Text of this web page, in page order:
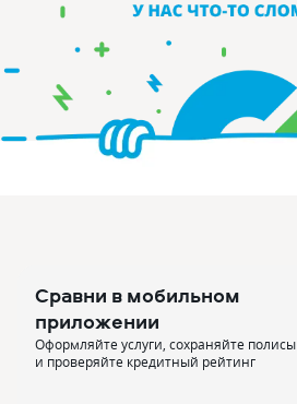
Сравни в мобильном
приложении
Оформляйте услуги, сохраняйте полисы
и проверяйте кредитный рейтинг